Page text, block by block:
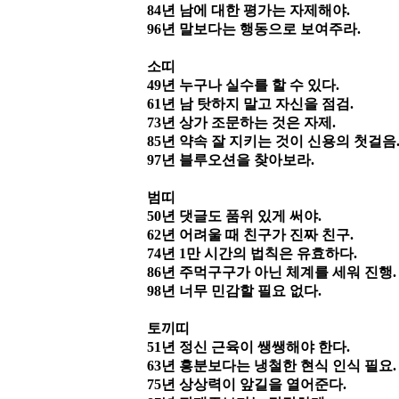
84년 남에 대한 평가는 자제해야.
96년 말보다는 행동으로 보여주라.
소띠
49년 누구나 실수를 할 수 있다.
61 년 남 탓하지 말고 자신을 점검.
73년 상가 조문하는 것은 자제 .
85년 약속 잘 지키는 것이 신용의 첫걸음.
97년 블루오션을 찾아보라.
범띠
50년 댓글도 품위 있게 써야.
62년 어려울 때 친구가 진짜 친구.
74년 1만 시간의 법칙은 유효하다.
86년 주먹구구가 아닌 체계를 세워 진행.
98년 너무 민감할 필요 없다.
토끼띠
51 년 정신 근육이 쌩쌩해야 한다.
63년 흥분보다는 냉철한 현식 인식 필요.
75년 상상력이 앞길을 열어준다.